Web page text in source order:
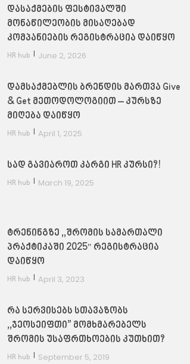
დასაქმების ფესტივალში
მონაწილეობის მისაღებად
კომპანიების რეგისტრაცია დაიწყო
HR hub | June 2, 2026
დამსაქმებლის ბრენდის მართვა Give
& Get მეთოდოლოგიით – კურსზე
მიღება დაიწყო
HR hub | April 1, 2025
სად გავიაროთ კარგი HR კურსი?!
HR hub | March 19, 2025
ტრენინგზე ,,შრომის სამართალი
პრაქტიკაში 2025″ რეგისტრაცია
დაიწყო
HR hub | April 3, 2023
რა სერვისებს სთავაზობს
,,ჯეოსეიფთი” მომხმარებელს
შრომის უსაფრთხოების კუთხით?
HR hub | September 5, 2019